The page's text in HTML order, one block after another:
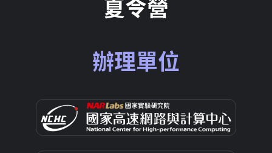
夏令營
辦理單位